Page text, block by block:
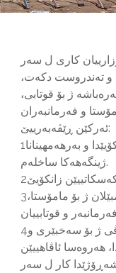
کارى ل سەر
و تەندروست دکەت،
ژ بۆ قوتابى،
ئەرکێن ڕێڤەبەرییێ:
1ـ چاڤدێرییا کارێن تەکنیکى د ناڤ زانکۆیێدا و بەرهەمهینانا
ژینگەهەکا ساخلەم.
3ـ دابینکرنا پارکەکا ڕاوەستییانا ترۆمبێلان ژ بۆ مامۆستا،
4ـ ئەنجامدانا ڤەدیتنێن ئەندازیارییێن پێدڤى ژ بۆ سەخبێرى و
هەروەسا ئاڤاهییێن
کار ل سەر